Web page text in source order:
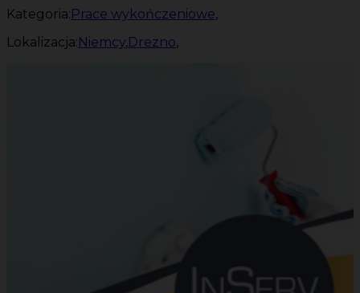
Kategoria:Prace wykończeniowe,
Lokalizacja:Niemcy,Drezno,